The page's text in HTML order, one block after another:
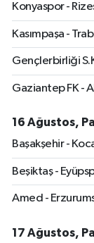
Konyaspor -
Kasımpaşa -
Gençlerbirliği
Gaziantep FK -
16 Ağustos,
Başakşehir -
Beşiktaş -
Amed -
17 Ağustos,